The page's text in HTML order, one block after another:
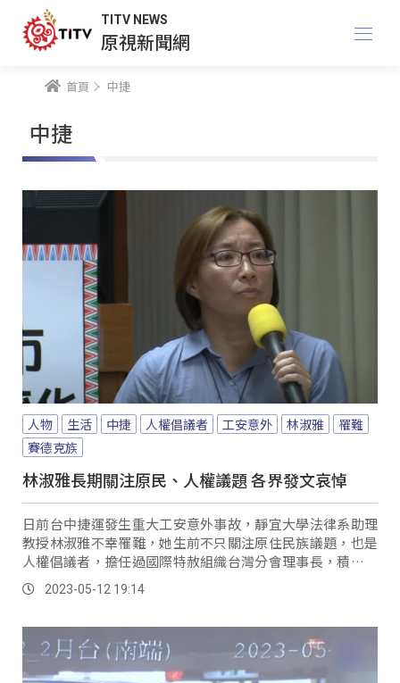
TITV NEWS
原視新聞網
首頁 中捷
中捷
人物 生活 中捷 人權倡議者 工安意外 林淑雅
罹難
賽德克族
林淑雅長期關注原民、人權議題 各界發文哀悼
日前台中捷運發生重大工安意外事故，靜宜大學法律系助理
教授林淑雅不幸罹難，她生前不只關注原住民族議題，也是
人權倡議者，擔任過國際特赦組織台灣分會理事長，積極為
台灣、西藏等人權發聲，而這次發生意外，包括台權會、同
志熱線等人權團體及學界也都紛紛發文哀悼。
2023-05-12 19:14